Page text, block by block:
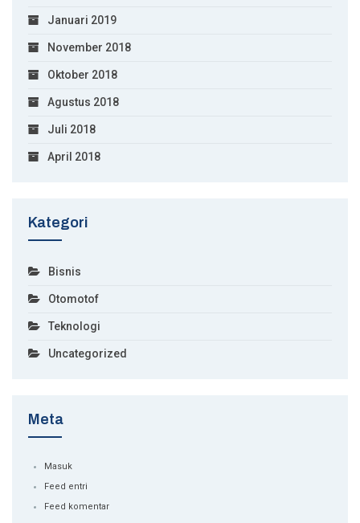
Januari 2019
November 2018
Oktober 2018
Agustus 2018
Juli 2018
April 2018
Kategori
Bisnis
Otomotof
Teknologi
Uncategorized
Meta
Masuk
Feed entri
Feed komentar